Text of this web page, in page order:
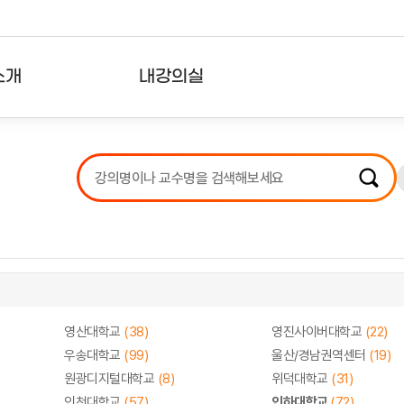
내강의실
강의리스트
수강확인증강의
영산대학교 (38) 영진사이버대학교 (22)
우송대학교 (99) 울산/경남권역센터 (19)
원광디지털대학교 (8) 위덕대학교 (31)